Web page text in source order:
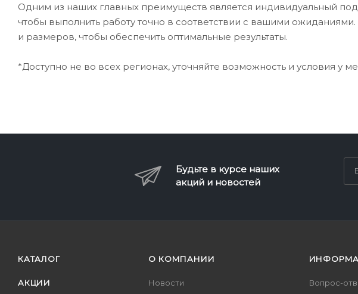
Одним из наших главных преимуществ является индивидуальный
чтобы выполнить работу точно в соответствии с вашими
и размеров, чтобы обеспечить оптимальные результаты.
*Доступно не во всех регионах, уточняйте возможность и условия у
Будьте в курсе наших
акций и новостей
КАТАЛОГ
АКЦИИ
О КОМПАНИИ
Новости
Вопрос-